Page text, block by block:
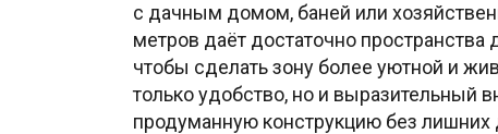
с дачным домом, баней или
метров даёт достаточно
чтобы сделать зону более уютной и
только удобство, но и выразительный
продуманную конструкцию без лишних